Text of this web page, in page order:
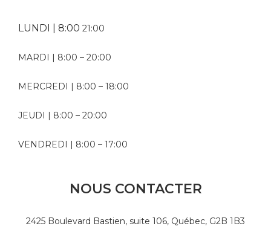
LUNDI | 8:00 21:00
MARDI | 8:00 – 20:00
MERCREDI | 8:00 – 18:00
JEUDI | 8:00 – 20:00
VENDREDI | 8:00 – 17:00
NOUS CONTACTER
2425 Boulevard Bastien, suite 106, Québec, G2B 1B3